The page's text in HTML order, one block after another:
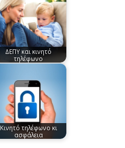
ΔΕΠΥ και κινητό
τηλέφωνο
Κινητό τηλέφωνο κι
ασφάλεια